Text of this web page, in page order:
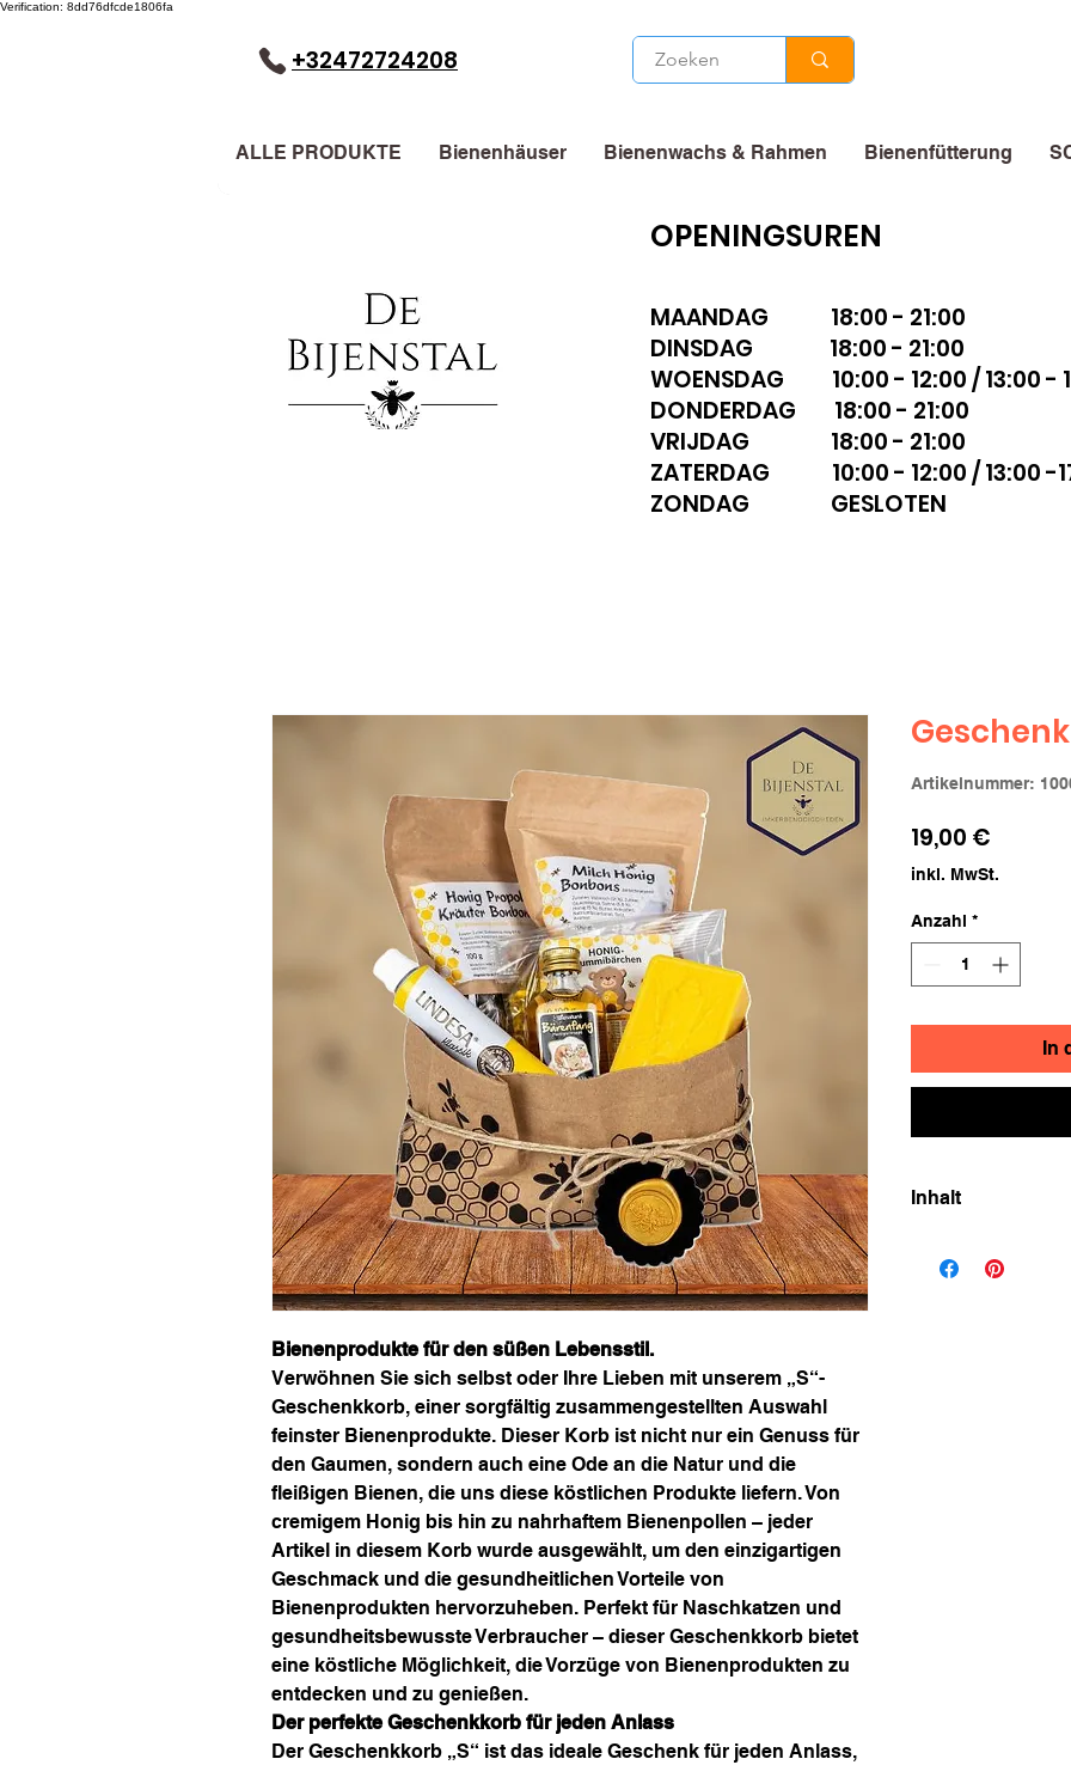
Verification: 8dd76dfcde1806fa
+32472724208
ALLE PRODUKTE Bienenhäuser Bienenwachs & Rahmen Bienenfütterung
OPENINGSUREN
MAANDAG 18:00 - 21:00
DINSDAG 18:00 - 21:00
WOENSDAG 10:00 - 12:00 / 13:00 -
DONDERDAG 18:00 - 21:00
VRIJDAG 18:00 - 21:00
ZATERDAG 10:00 - 12:00 / 13:00 -
ZONDAG GESLOTEN
Bienenprodukte für den süßen Lebensstil.
Verwöhnen Sie sich selbst oder Ihre Lieben mit unserem „S“-
Geschenkkorb, einer sorgfältig zusammengestellten Auswahl
feinster Bienenprodukte. Dieser Korb ist nicht nur ein Genuss für
den Gaumen, sondern auch eine Ode an die Natur und die
fleißigen Bienen, die uns diese köstlichen Produkte liefern. Von
cremigem Honig bis hin zu nahrhaftem Bienenpollen – jeder
Artikel in diesem Korb wurde ausgewählt, um den einzigartigen
Geschmack und die gesundheitlichen Vorteile von
Bienenprodukten hervorzuheben. Perfekt für Naschkatzen und
gesundheitsbewusste Verbraucher – dieser Geschenkkorb bietet
eine köstliche Möglichkeit, die Vorzüge von Bienenprodukten zu
entdecken und zu genießen.
Der perfekte Geschenkkorb für jeden Anlass
Der Geschenkkorb „S“ ist das ideale Geschenk für jeden Anlass,
Artikelnummer:
19,00 €
inkl. MwSt.
Anzahl *
In
Inhalt
Milch-Honig-